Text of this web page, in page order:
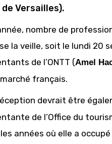
Versailles).
nombre de
la veille, soit le lundi 20
de l’ONTT (Amel
français.
devrait être
de l’Office du
années où elle a